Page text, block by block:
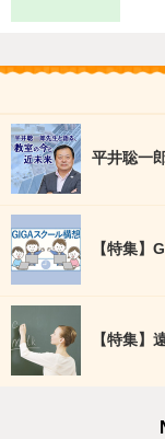
平井聡一
【特集】
【特集】